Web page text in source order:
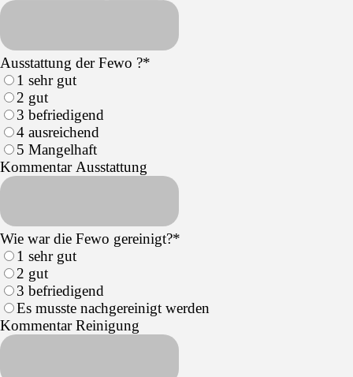
Ausstattung der Fewo ?*
1 sehr gut
2 gut
3 befriedigend
4 ausreichend
5 Mangelhaft
Kommentar Ausstattung
Wie war die Fewo gereinigt?*
1 sehr gut
2 gut
3 befriedigend
Es musste nachgereinigt werden
Kommentar Reinigung